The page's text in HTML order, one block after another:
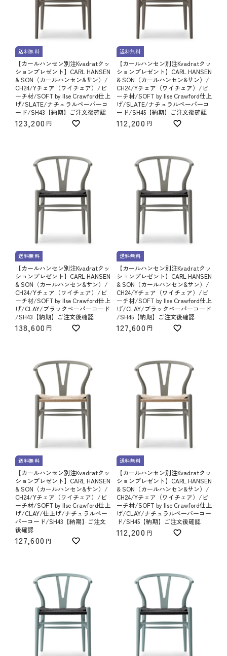
送料無料
【カールハンセン別注Kvadratクッ
ションプレゼント】CARL HANSEN
& SON（カールハンセン&サン）/
CH24/Yチェア（ワイチェア）/ビ
ーチ材/SOFT by Ilse Crawford仕上
げ/SLATE/ナチュラルペーパーコ
ード/SH43【納期】ご注文後確認
123,200
送料無料
【カールハンセン別注Kvadratクッ
ションプレゼント】CARL HANSEN
& SON（カールハンセン&サン）/
CH24/Yチェア（ワイチェア）/ビ
ーチ材/SOFT by Ilse Crawford仕上
げ/SLATE/ナチュラルペーパーコ
ード/SH45【納期】ご注文後確認
112,200
送料無料
【カールハンセン別注Kvadratクッ
ションプレゼント】CARL HANSEN
& SON（カールハンセン&サン）/
CH24/Yチェア（ワイチェア）/ビ
ーチ材/SOFT by Ilse Crawford仕上
げ/CLAY/ブラックペーパーコード
/SH43【納期】ご注文後確認
138,600
送料無料
【カールハンセン別注Kvadratクッ
ションプレゼント】CARL HANSEN
& SON（カールハンセン&サン）/
CH24/Yチェア（ワイチェア）/ビ
ーチ材/SOFT by Ilse Crawford仕上
げ/CLAY/ブラックペーパーコード
/SH45【納期】ご注文後確認
127,600
送料無料
【カールハンセン別注Kvadratクッ
ションプレゼント】CARL HANSEN
& SON（カールハンセン&サン）/
CH24/Yチェア（ワイチェア）/ビ
ーチ材/SOFT by Ilse Crawford仕上
げ/CLAY/仕上げ/ナチュラルペー
パーコード/SH43【納期】ご注文
後確認
127,600
送料無料
【カールハンセン別注Kvadratクッ
ションプレゼント】CARL HANSEN
& SON（カールハンセン&サン）/
CH24/Yチェア（ワイチェア）/ビ
ーチ材/SOFT by Ilse Crawford仕上
げ/CLAY/ナチュラルペーパーコー
ド/SH45【納期】ご注文後確認
112,200